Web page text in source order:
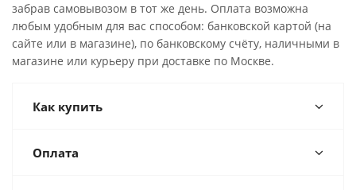
забрав самовывозом в тот же день. Оплата возможна
любым удобным для вас способом: банковской картой (на
сайте или в магазине), по банковскому счёту, наличными в
магазине или курьеру при доставке по Москве.
Как купить
Оплата